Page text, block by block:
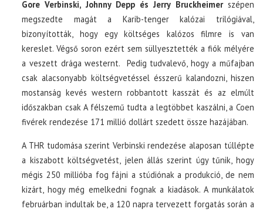
Gore Verbinski, Johnny Depp és Jerry Bruckheimerszépen
megszedte magát a Karib-tenger kalózai trilógiával,
bizonyították, hogy egy költséges kalózos filmre is van
kereslet. Végső soron ezért sem süllyesztették a fiók mélyére
a veszett drága westernt. Pedig tudvalevő, hogy a műfajban
csak alacsonyabb költségvetéssel ésszerű kalandozni, hiszen
mostanság kevés western robbantott kasszát és az elmúlt
időszakban csak A félszemű tudta a legtöbbet kaszálni, a Coen
fivérek rendezése 171 millió dollárt szedett össze hazájában.
A THR tudomása szerint Verbinski rendezése alaposan túllépte
a kiszabott költségvetést, jelen állás szerint úgy tűnik, hogy
mégis 250 millióba fog fájni a stúdiónak a produkció, de nem
kizárt, hogy még emelkedni fognak a kiadások. A munkálatok
februárban indultak be, a 120 napra tervezett forgatás során a